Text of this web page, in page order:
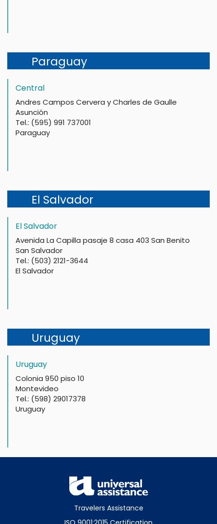
Paraguay
Central
Andres Campos Cervera y Charles de Gaulle
Asunción
Tel.: (595) 991 737001
Paraguay
El Salvador
El Salvador
Avenida La Capilla pasaje 8 casa 403 San Benito
San Salvador
Tel.: (503) 2121-3644
El Salvador
Uruguay
Uruguay
Colonia 950 piso 10
Montevideo
Tel.: (598) 29017378
Uruguay
Travelers Assistance